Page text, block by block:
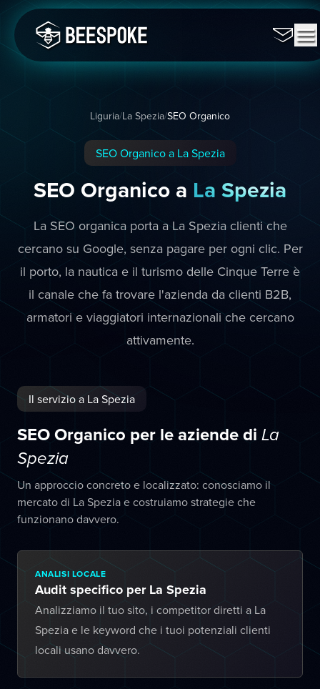
Liguria/La Spezia/SEO Organico
SEO Organico a La Spezia
SEO Organico a La Spezia
La SEO organica porta a La Spezia clienti che
cercano su Google, senza pagare per ogni clic. Per
il porto, la nautica e il turismo delle Cinque Terre è
il canale che fa trovare l'azienda da clienti B2B,
armatori e viaggiatori internazionali che cercano
attivamente.
Il servizio a La Spezia
SEO Organico per le aziende di La
Spezia
Un approccio concreto e localizzato: conosciamo il
mercato di La Spezia e costruiamo strategie che
funzionano davvero.
ANALISI LOCALE
Audit specifico per La Spezia
Analizziamo il tuo sito, i competitor diretti a La
Spezia e le keyword che i tuoi potenziali clienti
locali usano davvero.